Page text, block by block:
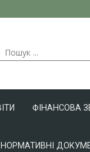
ФІНАНСОВА
НОРМАТИВНІ